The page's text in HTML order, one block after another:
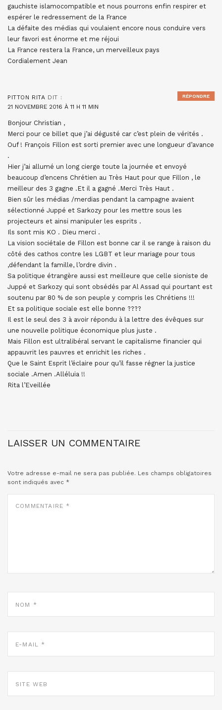
gauchiste islamocompatible et nous pourrons enfin respirer et
espérer le redressement de la France
La défaite des médias qui voulaient encore nous conduire vers
leur favori est énorme et me réjoui
La France restera la France, un merveilleux pays
Cordialement Jean
PITTON RITA DIT :
21 NOVEMBRE 2016 À 11 H 11 MIN
Bonjour Christian ,
Merci pour ce billet que j’ai dégusté car c’est plein de vérités .
Ouf ! François Fillon est sorti premier avec une longueur d’avance
.
Hier j’ai allumé un long cierge toute la journée et envoyé
beaucoup d’encens Chrétien au Très Haut pour que Fillon , le
meilleur des 3 gagne .Et il a gagné .Merci Très Haut .
Bien sûr les médias /merdias pendant la campagne avaient
sélectionné Juppé et Sarkozy pour les mettre sous les
projecteurs et ainsi manipuler les esprits .
Ils sont mis KO . Dieu merci .
La vision sociétale de Fillon est bonne car il se range à raison du
côté des cathos contre les LGBT et leur mariage pour tous
,défendant la famille, l’ordre divin .
Sa politique étrangère aussi est meilleure que celle sioniste de
Juppé et Sarkozy qui sont obsédés par Al Assad qui pourtant est
soutenu par 80 % de son peuple y compris les Chrétiens !!!
Et sa politique sociale est elle bonne ????
Il est le seul des 3 à avoir répondu à la lettre des évêques sur
une nouvelle politique économique plus juste .
Mais Fillon est ultralibéral servant le capitalisme financier qui
appauvrit les pauvres et enrichit les riches .
Que le Saint Esprit l’éclaire pour qu’il fasse régner la justice
sociale .Amen .Alléluia !!
Rita l’Eveillée
RÉPONDRE
LAISSER UN COMMENTAIRE
Votre adresse e-mail ne sera pas publiée. Les champs obligatoires
sont indiqués avec *
MAIL
WEB